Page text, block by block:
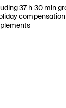
37 h 30 min